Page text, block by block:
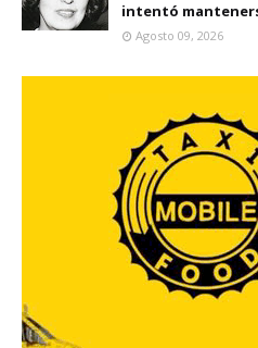
intentó
Agosto 09, 2026